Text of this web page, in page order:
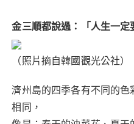
金三順都說過：「人生一定
（照片摘自韓國觀光公社）
濟州島的四季各有不同的
相同，